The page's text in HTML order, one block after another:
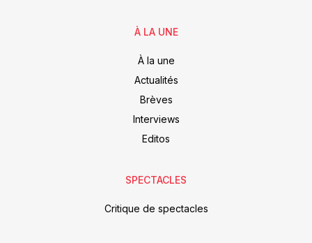
À LA UNE
À la une
Actualités
Brèves
Interviews
Editos
SPECTACLES
Critique de spectacles